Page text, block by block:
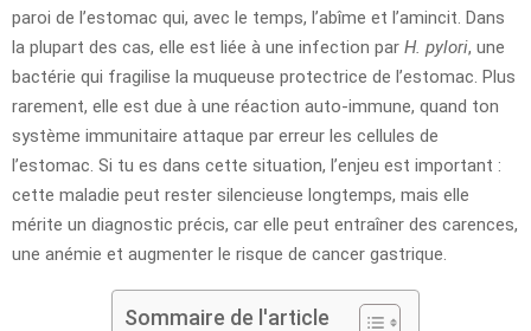
paroi de l’estomac qui, avec le temps, l’abîme et l’amincit. Dans
la plupart des cas, elle est liée à une infection par H. pylori, une
bactérie qui fragilise la muqueuse protectrice de l’estomac. Plus
rarement, elle est due à une réaction auto-immune, quand ton
système immunitaire attaque par erreur les cellules de
l’estomac. Si tu es dans cette situation, l’enjeu est important :
cette maladie peut rester silencieuse longtemps, mais elle
mérite un diagnostic précis, car elle peut entraîner des carences,
une anémie et augmenter le risque de cancer gastrique.
Sommaire de l'article